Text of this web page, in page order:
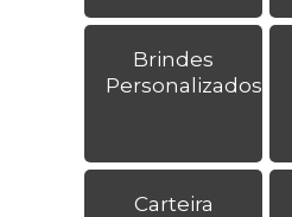
Brindes
Personalizados
Carteira